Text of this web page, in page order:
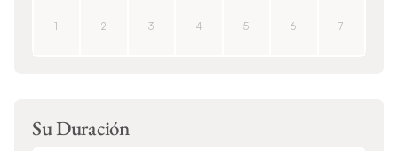
1 2 3 4 5 6 7
Su Duración